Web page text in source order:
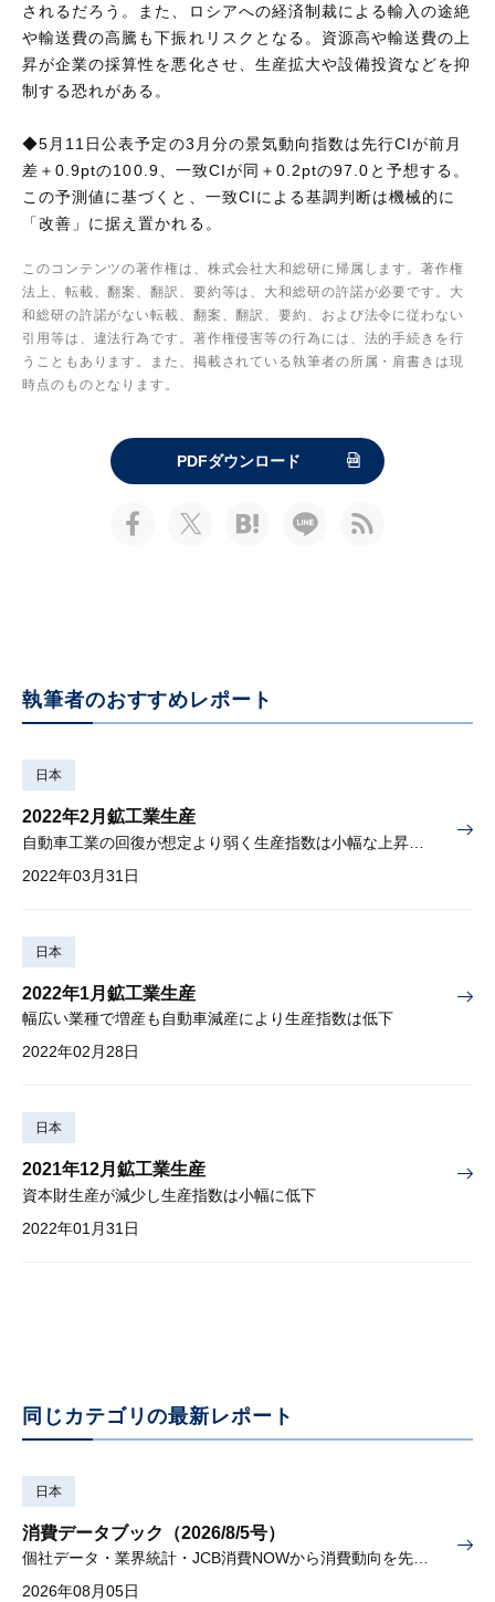
されるだろう。また、ロシアへの経済制裁による輸入の途絶
や輸送費の高騰も下振れリスクとなる。資源高や輸送費の上
昇が企業の採算性を悪化させ、生産拡大や設備投資などを抑
制する恐れがある。
◆5月11日公表予定の3月分の景気動向指数は先行CIが前月
差＋0.9ptの100.9、一致CIが同＋0.2ptの97.0と予想する。
この予測値に基づくと、一致CIによる基調判断は機械的に
「改善」に据え置かれる。
このコンテンツの著作権は、株式会社大和総研に帰属します。著作権
法上、転載、翻案、翻訳、要約等は、大和総研の許諾が必要です。大
和総研の許諾がない転載、翻案、翻訳、要約、および法令に従わない
引用等は、違法行為です。著作権侵害等の行為には、法的手続きを行
うこともあります。また、掲載されている執筆者の所属・肩書きは現
時点のものとなります。
PDFダウンロード
執筆者のおすすめレポート
日本
2022年2月鉱工業生産
2022年03月31日
日本
2022年1月鉱工業生産
幅広い業種で増産も自動車減産により生産指数は低下
2022年02月28日
日本
2021年12月鉱工業生産
資本財生産が減少し生産指数は小幅に低下
2022年01月31日
同じカテゴリの最新レポート
日本
消費データブック（2026/8/5号）
個社データ・業界統計・JCB消費NOWから消費動向を先取り
2026年08月05日